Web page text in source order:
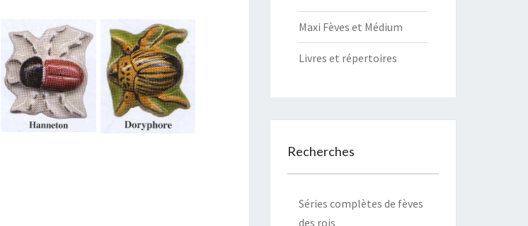
Maxi Fèves et Médium
Livres et répertoires
Recherches
Séries complètes de fèves
des rois